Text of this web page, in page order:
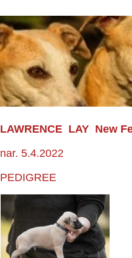
LAWRENCE LAY New
nar. 5.4.2022
PEDIGREE